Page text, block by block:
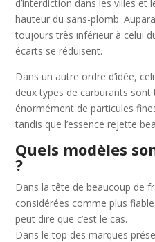
d’interdiction dans les villes et
hauteur du sans-plomb.
toujours très inférieur à celui
écarts se réduisent.
Dans un autre ordre d’idée,
deux types de carburants
énormément de particules
tandis que l’essence rejette
Quels modèles
?
Dans la tête de beaucoup de
considérées comme plus
peut dire que c’est le cas.
Dans le top des marques